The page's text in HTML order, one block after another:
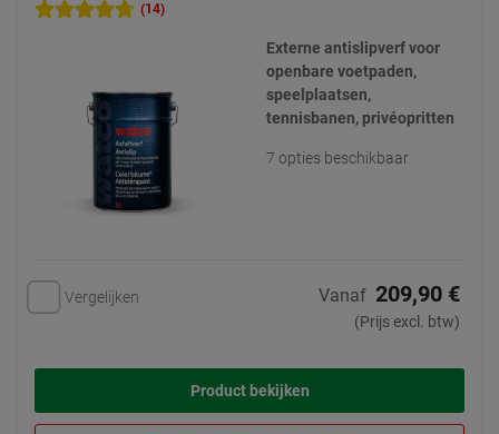
(14)
Externe antislipverf voor
openbare voetpaden,
speelplaatsen,
tennisbanen, privéopritten
7 opties beschikbaar
Vergelijken Vanaf 209,90 €
(Prijs excl. btw)
Product bekijken